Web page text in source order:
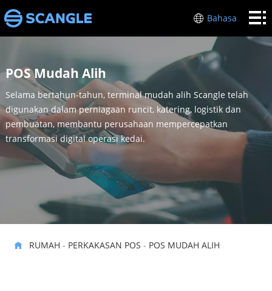
Bahasa
RUMAH
POS
INDUSTRI
MENGENAI
SAYA
SOKONGAN
HUBUNGI
POS Mudah Alih
Selama bertahun-tahun, terminal mudah alih Scangle telah
digunakan dalam perniagaan runcit, katering, logistik dan
pembuatan, membantu perusahaan mempercepatkan
transformasi digital operasi kedai.
RUMAH - PERKAKASAN POS - POS MUDAH ALIH